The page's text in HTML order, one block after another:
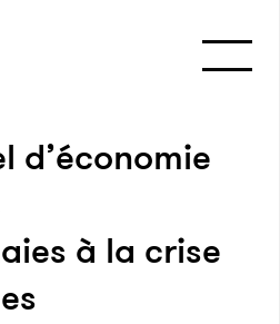
d’économie
à la crise